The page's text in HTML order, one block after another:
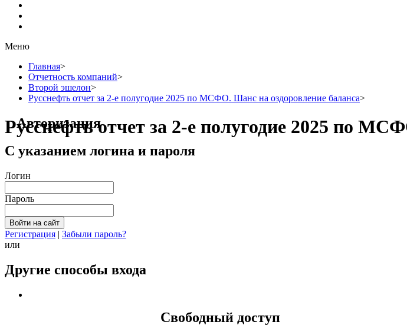
Меню
Главная>
Отчетность компаний>
Второй эшелон>
Русснефть отчет за 2-е полугодие 2025 по МСФО. Шанс на оздоровление баланса>
Русснефть отчет за 2-е полугодие 2025 по
Авторизация
С указанием логина и пароля
Логин
Пароль
Регистрация | Забыли пароль?
или
Другие способы входа
Свободный доступ